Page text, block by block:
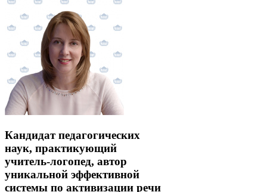
Кандидат педагогических
наук, практикующий
учитель-логопед, автор
уникальной эффективной
системы по активизации речи